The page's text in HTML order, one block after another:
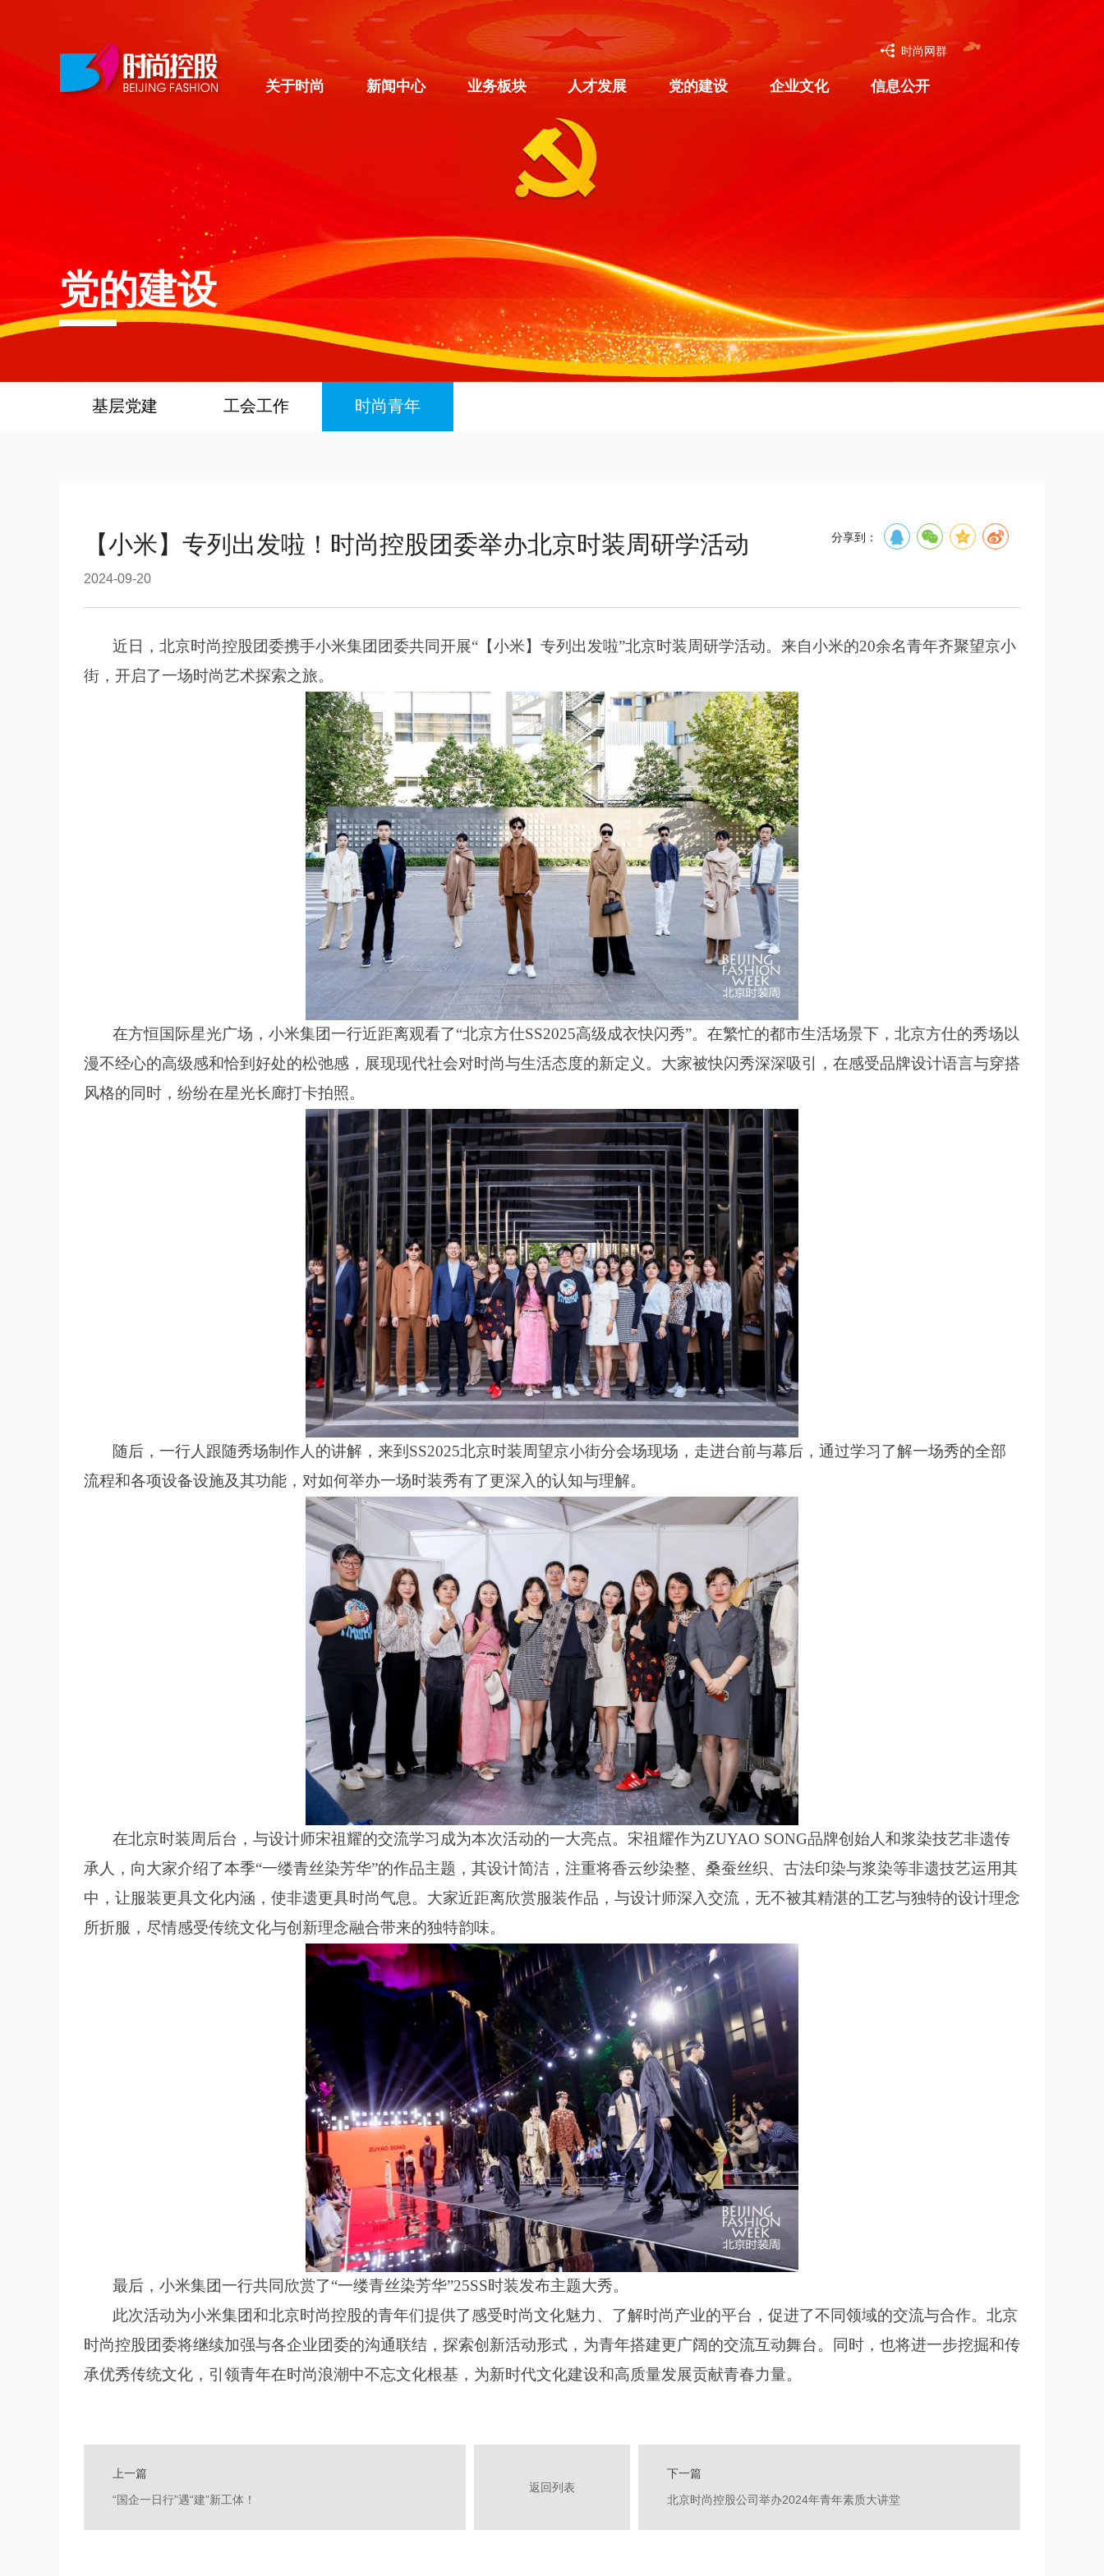
时尚网群
关于时尚 新闻中心 业务板块 人才发展 党的建设 企业文化 信息公开
党的建设
基层党建 工会工作 时尚青年
分享到：
【小米】专列出发啦！时尚控股团委举办北京时装周研学活动
2024-09-20
近日，北京时尚控股团委携手小米集团团委共同开展“【小米】专列出发啦”北京时装周研学活动。来自小米的20余名青年齐聚望京小
街，开启了一场时尚艺术探索之旅。
在方恒国际星光广场，小米集团一行近距离观看了“北京方仕SS2025高级成衣快闪秀”。在繁忙的都市生活场景下，北京方仕的秀场以
漫不经心的高级感和恰到好处的松弛感，展现现代社会对时尚与生活态度的新定义。大家被快闪秀深深吸引，在感受品牌设计语言与穿搭
风格的同时，纷纷在星光长廊打卡拍照。
随后，一行人跟随秀场制作人的讲解，来到 SS2025北京时装周望京小街分会场现场，走进台前与幕后，通过学习了解一场秀的全部
流程和各项设备设施及其功能，对如何举办一场时装秀有了更深入的认知与理解。
在北京时装周后台，与设计师宋祖耀的交流学习成为本次活动的一大亮点。宋祖耀作为ZUYAO SONG品牌创始人和浆染技艺非遗传
承人，向大家介绍了本季“一缕青丝染芳华”的作品主题，其设计简洁，注重将香云纱染整、桑蚕丝织、古法印染与浆染等非遗技艺运用其
中，让服装更具文化内涵，使非遗更具时尚气息。大家近距离欣赏服装作品，与设计师深入交流，无不被其精湛的工艺与独特的设计理念
所折服，尽情感受传统文化与创新理念融合带来的独特韵味。
最后，小米集团一行共同欣赏了“一缕青丝染芳华”25SS时装发布主题大秀。
此次活动为小米集团和北京时尚控股的青年们提供了感受时尚文化魅力、了解时尚产业的平台，促进了不同领域的交流与合作。北京
时尚控股团委将继续加强与各企业团委的沟通联结，探索创新活动形式，为青年搭建更广阔的交流互动舞台。同时，也将进一步挖掘和传
承优秀传统文化，引领青年在时尚浪潮中不忘文化根基，为新时代文化建设和高质量发展贡献青春力量。
上一篇
“国企一日行”遇“建”新工体！
返回列表
下一篇
北京时尚控股公司举办2024年青年素质大讲堂